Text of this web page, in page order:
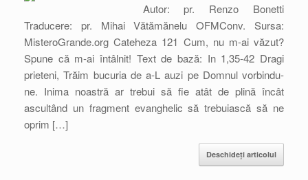
Autor: pr. Renzo Bonetti
Traducere: pr. Mihai Vătămănelu OFMConv. Sursa:
MisteroGrande.org Cateheza 121 Cum, nu m-ai văzut?
Spune că m-ai întâlnit! Text de bază: In 1,35-42 Dragi
prieteni, Trăim bucuria de a-L auzi pe Domnul vorbindu-
ne. Inima noastră ar trebui să fie atât de plină încât
ascultând un fragment evanghelic să trebuiască să ne
oprim […]
Deschideți articolul